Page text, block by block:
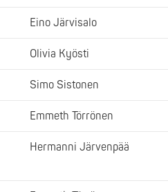
Eino Järvisalo
Olivia Kyösti
Simo Sistonen
Emmeth Törrönen
Hermanni Järvenpää